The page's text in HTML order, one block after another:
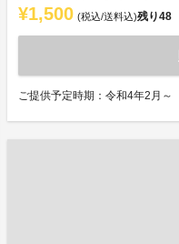
¥1,500 (税込/送料込)残り48
ご提供予定時期：令和4年2月～